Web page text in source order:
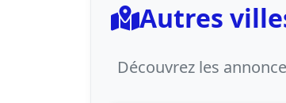
Autres
Découvrez les